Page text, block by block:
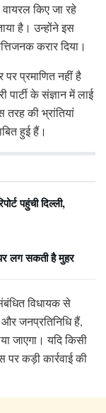
वायरल किए जा रहे
है। उन्होंने इस
करार दिया।
प्रमाणित नहीं है
पार्टी के संज्ञान में लाई
की भ्रांतियां
हुई हैं।
पहुंची दिल्ली,
लग सकती है मुहर
विधायक से
और जनप्रतिनिधि हैं,
जाएगा। यदि किसी
कड़ी कार्रवाई की